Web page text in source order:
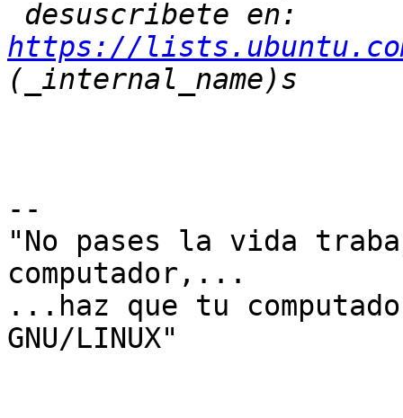
https://
--
"No pases la vida
computador,...
...haz que tu
GNU/LINUX"